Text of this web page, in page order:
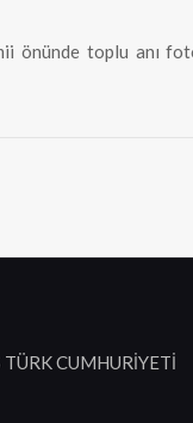
önünde toplu anı
CUMHURİYETİ